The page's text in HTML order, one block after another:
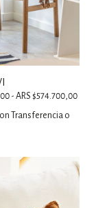
- ARS $574.700,00
Transferencia o